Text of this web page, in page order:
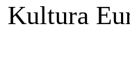
Kultura